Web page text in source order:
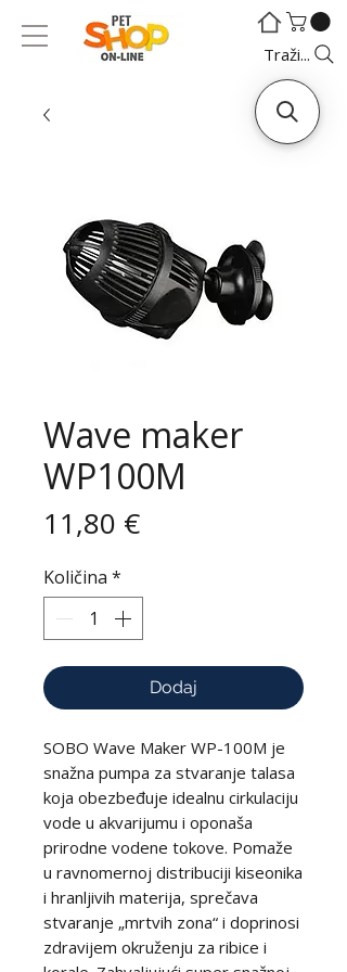
Traži...
Wave maker
WP100M
11,80 €Cijena
Količina *
Dodaj
SOBO Wave Maker WP-100M je
snažna pumpa za stvaranje talasa
koja obezbeđuje idealnu cirkulaciju
vode u akvarijumu i oponaša
prirodne vodene tokove. Pomaže
u ravnomernoj distribuciji kiseonika
i hranljivih materija, sprečava
stvaranje „mrtvih zona“ i doprinosi
zdravijem okruženju za ribice i